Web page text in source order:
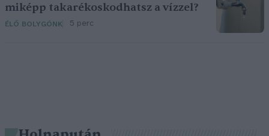
miképp takarékoskodhatsz a vízzel?
ÉLŐ BOLYGÓNK 5 perc